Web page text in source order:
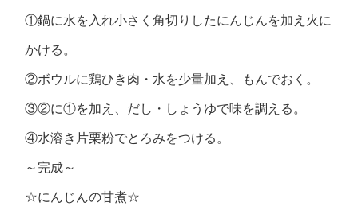
①鍋に水を入れ小さく角切りしたにんじんを加え火に
かける。
②ボウルに鶏ひき肉・水を少量加え、もんでおく。
③②に①を加え、だし・しょうゆで味を調える。
④水溶き片栗粉でとろみをつける。
～完成～
☆にんじんの甘煮☆